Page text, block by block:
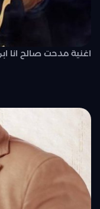
اغنية مدحت صالح انا ابن